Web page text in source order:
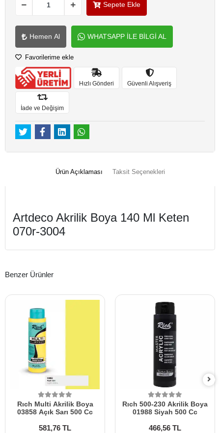
Sepete Ekle
Hemen Al WHATSAPP İLE BİLGİ AL
Favorilerime ekle
Hızlı Gönderi Güvenli Alışveriş
İade ve Değişim
Ürün Açıklaması Taksit Seçenekleri
Artdeco Akrilik Boya 140 Ml Keten
070r-3004
Benzer Ürünler
Rıch Multi Akrilik Boya
03858 Açık Sarı 500 Cc
581,76 TL
Rıch 500-230 Akrilik Boya
01988 Siyah 500 Cc
466,56 TL